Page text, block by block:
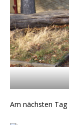
Am nächsten